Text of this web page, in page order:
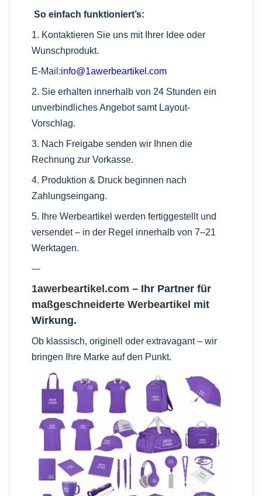
So einfach funktioniert’s:
1. Kontaktieren Sie uns mit Ihrer Idee oder
Wunschprodukt.
E-Mail:info@1awerbeartikel.com
2. Sie erhalten innerhalb von 24 Stunden ein
unverbindliches Angebot samt Layout-
Vorschlag.
3. Nach Freigabe senden wir Ihnen die
Rechnung zur Vorkasse.
4. Produktion & Druck beginnen nach
Zahlungseingang.
5. Ihre Werbeartikel werden fertiggestellt und
versendet – in der Regel innerhalb von 7–21
Werktagen.
---
1awerbeartikel.com – Ihr Partner für
maßgeschneiderte Werbeartikel mit
Wirkung.
Ob klassisch, originell oder extravagant – wir
bringen Ihre Marke auf den Punkt.